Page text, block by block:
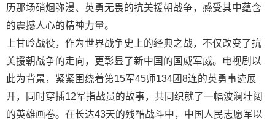
历那场硝烟弥漫、英勇无畏的抗美援朝战争，感受其中蕴含
的震撼人心的精神力量。
上甘岭战役，作为世界战争史上的经典之战，不仅改变了抗
美援朝战争的走向，更彰显了新中国的国威军威。电视剧以
此为背景，紧紧围绕着第15军45师134团8连的英勇事迹展
开，同时穿插12军指战员的故事，共同织就了一幅波澜壮阔
的英雄画卷。在长达43天的残酷战斗中，中国人民志愿军以